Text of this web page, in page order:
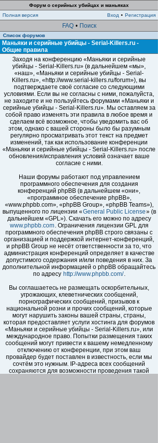
Форум о серийных убийцах и маньяках
Полная версия
Вход • Регистрация
FAQ • Поиск
Список форумов
Маньяки и серийные убийцы - Serial-Killers.ru -
Общие правила
Заходя на конференцию «Маньяки и серийные
убийцы - Serial-Killers.ru» (в дальнейшем «мы»,
«наш», «Маньяки и серийные убийцы - Serial-
Killers.ru», «http://www.serial-killers.ru/forum»), вы
подтверждаете своё согласие со следующими
условиями. Если вы не согласны с ними, пожалуйста,
не заходите и не пользуйтесь форумами «Маньяки и
серийные убийцы - Serial-Killers.ru». Мы оставляем за
собой право изменять эти правила в любое время и
сделаем всё возможное, чтобы уведомить вас об
этом, однако с вашей стороны было бы разумным
регулярно просматривать этот текст на предмет
изменений, так как использование конференции
«Маньяки и серийные убийцы - Serial-Killers.ru» после
обновления/исправления условий означает ваше
согласие с ними.
Наши форумы работают под управлением
программного обеспечения для создания
конференций phpBB (в дальнейшем «они»,
«программное обеспечение phpBB»,
«www.phpbb.com», «phpBB Group», «phpBB Teams»),
выпущенного по лицензии «General Public License» (в
дальнейшем «GPL»). Скачать его можно по адресу
www.phpbb.com. Ограничения лицензии GPL для
программного обеспечения phpBB строго связаны с
организацией и поддержкой интернет-конференций,
и phpBB Group не несёт ответственности за то, что
администрация конференций определяет в качестве
допустимого содержания и/или поведения в них. За
дополнительной информацией о phpBB обращайтесь
по адресу http://www.phpbb.com/.
Вы соглашаетесь не размещать оскорбительных,
угрожающих, клеветнических сообщений,
порнографических сообщений, призывов к
национальной розни и прочих сообщений, которые
могут нарушить законы вашей страны, страны,
которая предоставляет услуги хостинга для форумов
«Маньяки и серийные убийцы - Serial-Killers.ru», или
международное право. Попытки размещения таких
сообщений могут привести к вашему немедленному
отключению от конференции, при этом ваш
провайдер будет поставлен в известность, если мы
сочтём это нужным. IP-адреса всех сообщений
сохраняются для возможности проведения такой